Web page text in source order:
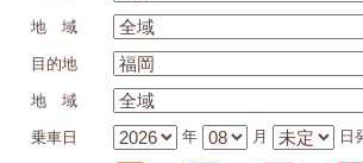
地 域
目的地
地 域
乗車日 年 月 日